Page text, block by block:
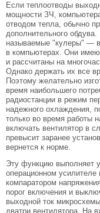
Если теплоотводы
мощности ЗЧ,
отводом тепла, обычно
дополнительного
называемые "кулеры" —
в компьютерах. Они
и рассчитаны на
Однако держать их все
Поэтому желательно
время наибольшего
радиостанции в режим
надежного охлаждения,
только во время работы
включать вентилятор в
превысит заранее
вернется к норме.
Эту функцию выполняет
операционном
компаратором
порог включения и
выходной ток
дватри вентилятора. На